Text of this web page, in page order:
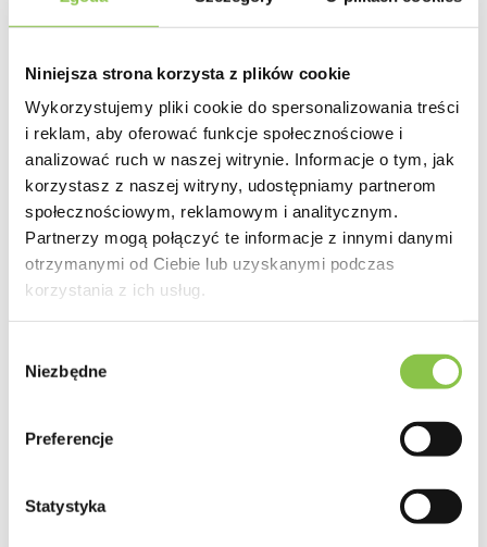
Niniejsza strona korzysta z plików cookie
Wykorzystujemy pliki cookie do spersonalizowania treści
i reklam, aby oferować funkcje społecznościowe i
analizować ruch w naszej witrynie. Informacje o tym, jak
korzystasz z naszej witryny, udostępniamy partnerom
społecznościowym, reklamowym i analitycznym.
Partnerzy mogą połączyć te informacje z innymi danymi
otrzymanymi od Ciebie lub uzyskanymi podczas
korzystania z ich usług.
zgody
Niezbędne
Preferencje
Statystyka
Genotyp
Głównie Indica
Afghani x Skunk
Przeznaczenie
Indoor
Plon
maksymalny (550g-650g/m2 Indoor)
Średnie (do 130cm)
THC: 18%